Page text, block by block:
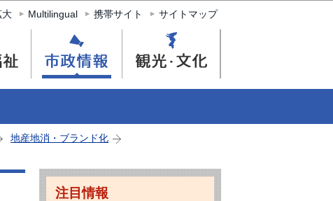
大 Multilingual 携帯サイト サイトマップ
地産地消・ブランド化
注目情報